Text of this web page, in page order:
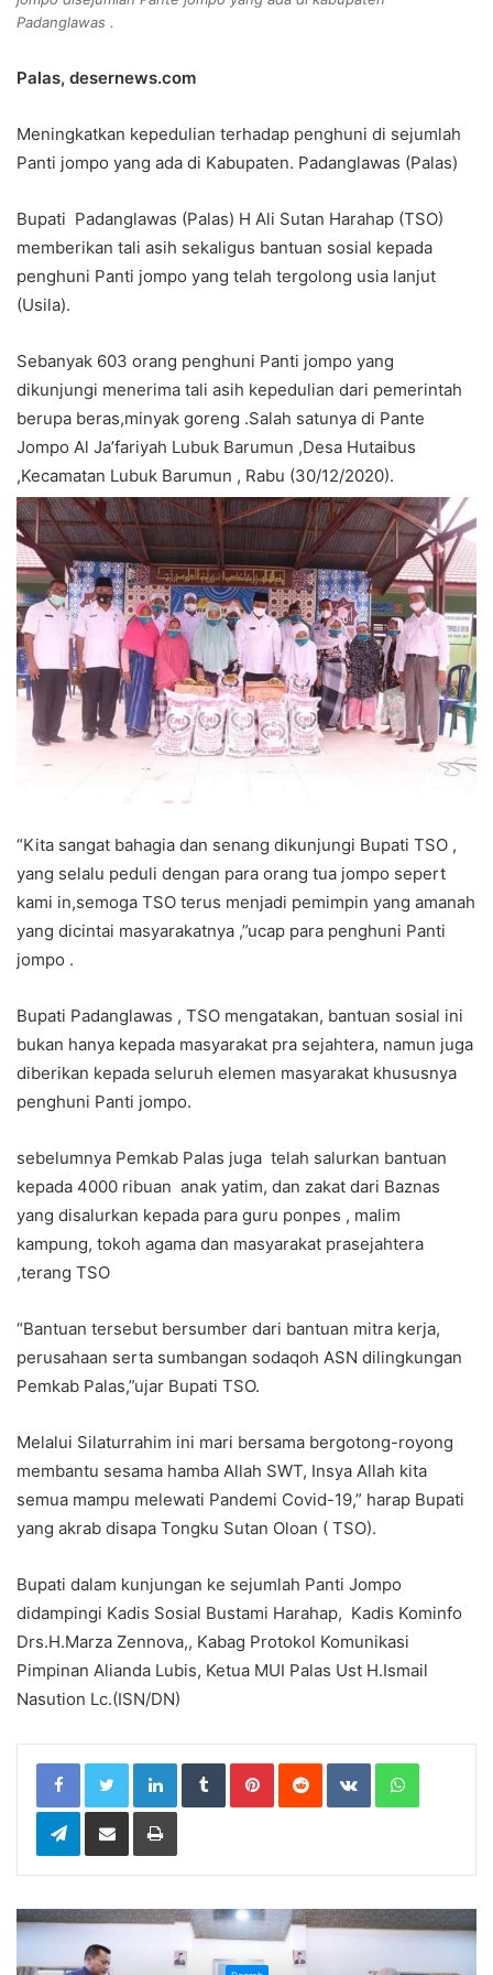
Padanglawas .
Palas, desernews.com
Meningkatkan kepedulian terhadap penghuni di sejumlah
Panti jompo yang ada di Kabupaten. Padanglawas (Palas)
Bupati Padanglawas (Palas) H Ali Sutan Harahap (TSO)
memberikan tali asih sekaligus bantuan sosial kepada
penghuni Panti jompo yang telah tergolong usia lanjut
(Usila).
Sebanyak 603 orang penghuni Panti jompo yang
dikunjungi menerima tali asih kepedulian dari pemerintah
berupa beras,minyak goreng .Salah satunya di Pante
Jompo Al Ja’fariyah Lubuk Barumun ,Desa Hutaibus
,Kecamatan Lubuk Barumun , Rabu (30/12/2020).
“Kita sangat bahagia dan senang dikunjungi Bupati TSO ,
yang selalu peduli dengan para orang tua jompo sepert
kami in,semoga TSO terus menjadi pemimpin yang amanah
yang dicintai masyarakatnya ,”ucap para penghuni Panti
jompo .
Bupati Padanglawas , TSO mengatakan, bantuan sosial ini
bukan hanya kepada masyarakat pra sejahtera, namun juga
diberikan kepada seluruh elemen masyarakat khususnya
penghuni Panti jompo.
sebelumnya Pemkab Palas juga telah salurkan bantuan
kepada 4000 ribuan anak yatim, dan zakat dari Baznas
yang disalurkan kepada para guru ponpes , malim
kampung, tokoh agama dan masyarakat prasejahtera
,terang TSO
“Bantuan tersebut bersumber dari bantuan mitra kerja,
perusahaan serta sumbangan sodaqoh ASN dilingkungan
Pemkab Palas,”ujar Bupati TSO.
Melalui Silaturrahim ini mari bersama bergotong-royong
membantu sesama hamba Allah SWT, Insya Allah kita
semua mampu melewati Pandemi Covid-19,” harap Bupati
yang akrab disapa Tongku Sutan Oloan ( TSO).
Bupati dalam kunjungan ke sejumlah Panti Jompo
didampingi Kadis Sosial Bustami Harahap, Kadis Kominfo
Drs.H.Marza Zennova,, Kabag Protokol Komunikasi
Pimpinan Alianda Lubis, Ketua MUI Palas Ust H.Ismail
Nasution Lc.(ISN/DN)
LinkedIn Tumblr Pinterest Reddit VKontakte
Telegram Print